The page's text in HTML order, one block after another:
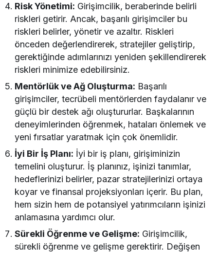
Risk Yönetimi: Girişimcilik, beraberinde belirli
riskleri getirir. Ancak, başarılı girişimciler bu
riskleri belirler, yönetir ve azaltır. Riskleri
önceden değerlendirerek, stratejiler geliştirip,
gerektiğinde adımlarınızı yeniden şekillendirerek
riskleri minimize edebilirsiniz.
Mentörlük ve Ağ Oluşturma: Başarılı
girişimciler, tecrübeli mentörlerden faydalanır ve
güçlü bir destek ağı oluştururlar. Başkalarının
deneyimlerinden öğrenmek, hataları önlemek ve
yeni fırsatlar yaratmak için çok önemlidir.
İyi Bir İş Planı: İyi bir iş planı, girişiminizin
temelini oluşturur. İş planınız, işinizi tanımlar,
hedeflerinizi belirler, pazar stratejilerinizi ortaya
koyar ve finansal projeksiyonları içerir. Bu plan,
hem sizin hem de potansiyel yatırımcıların işinizi
anlamasına yardımcı olur.
Sürekli Öğrenme ve Gelişme: Girişimcilik,
sürekli öğrenme ve gelişme gerektirir. Değişen